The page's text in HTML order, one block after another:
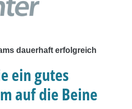
dauerhaft erfolgreich
ein gutes
auf die Beine